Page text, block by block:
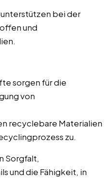
unterstützen bei der
und
sorgen für die
von
recyclebare Materialien
zu.
Sorgfalt,
und die Fähigkeit, in